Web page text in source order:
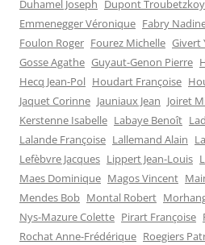
Duhamel Joseph Dupont
Emmenegger Véronique Fabry
Foulon Roger Fourez Michelle Givert
Gosse Agathe Guyaut-Genon Pierre
Hecq Jean-Pol Houdart Françoise
Jaquet Corinne Jauniaux Jean Joiret
Kerstenne Isabelle Labaye Benoît
Lalande Françoise Lallemand Alain
Lefèbvre Jacques Lippert Jean-Louis
Maes Dominique Magos Vincent
Mendes Bob Montal Robert
Nys-Mazure Colette Pirart Françoise
Rochat Anne-Frédérique Roegiers